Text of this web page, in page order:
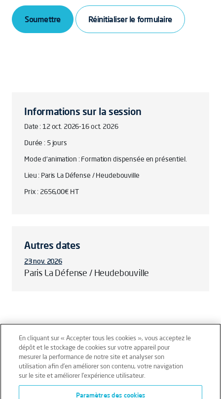
Soumettre
Informations sur la session
Date : 12 oct. 2026-16 oct. 2026
Durée : 5 jours
Mode d'animation : Formation dispensée en présentiel.
Lieu : Paris La Défense / Heudebouville
Prix : 2656,00€ HT
Autres dates
23 nov. 2026
Paris La Défense / Heudebouville
Mentions légales
Conditions générales
Données personnelles
En cliquant sur « Accepter tous les cookies », vous acceptez le
dépôt et le stockage de cookies sur votre appareil pour
mesurer la performance de notre site et analyser son
utilisation afin d’en améliorer son contenu, votre navigation
sur le site et améliorer l’expérience utilisateur.
Paramètres des cookies